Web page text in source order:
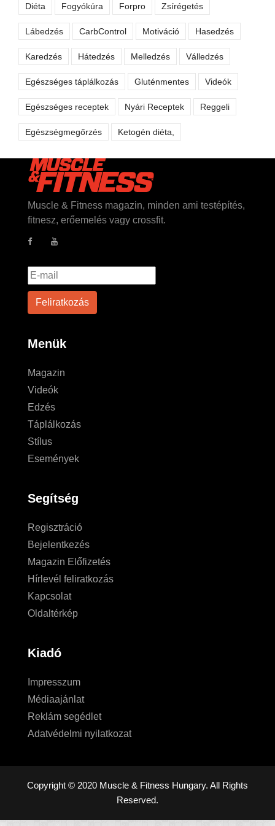
Diéta Fogyókúra Forpro Zsírégetés
Lábedzés CarbControl Motiváció Hasedzés
Karedzés Hátedzés Melledzés Válledzés
Egészséges táplálkozás Gluténmentes Videók
Egészséges receptek Nyári Receptek Reggeli
Egészségmegőrzés Ketogén diéta,
Muscle & Fitness magazin, minden ami testépítés,
fitnesz, erőemelés vagy crossfit.
Menük
Magazin
Videók
Edzés
Táplálkozás
Stílus
Események
Segítség
Regisztráció
Bejelentkezés
Magazin Előfizetés
Hírlevél feliratkozás
Kapcsolat
Oldaltérkép
Kiadó
Impresszum
Médiaajánlat
Reklám segédlet
Adatvédelmi nyilatkozat
Copyright © 2020 Muscle & Fitness Hungary. All Rights
Reserved.